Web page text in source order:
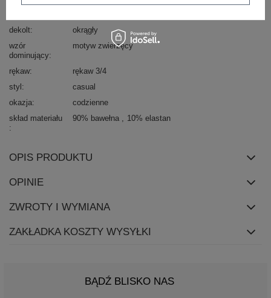
dekolt
okrągły
wzór
dominujący
motyw zwierzęcy
rękaw
rękaw 3/4
styl
casual
okazja
codzienne
skład materiału
90% bawełna 10% elastan
OPIS PRODUKTU
OPINIE
ZWROTY I WYMIANA
ZAKŁADKA KOSZTY WYSYŁKI
BĄDŹ BLISKO NAS